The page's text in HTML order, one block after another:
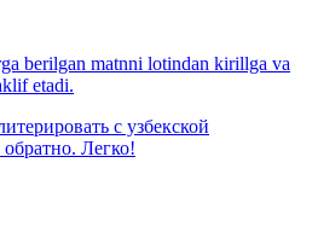
berilgan matnni lotindan kirillga va
etadi.
с узбекской
Легко!